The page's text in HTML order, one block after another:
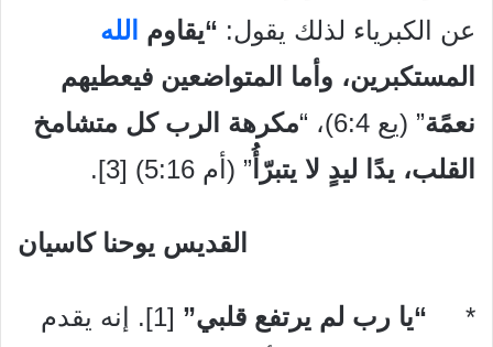
عن الكبرياء لذلك يقول: “يقاوم الله
المستكبرين، وأما المتواضعين فيعطيهم
نعمًة” (يع 6:4)، “
مكرهة الرب كل متشامخ
القلب، يدًا ليدٍ لا يتبرّأُ ” (أم 5:16) [3].
القديس يوحنا كاسيان
* “يا رب لم يرتفع قلبي”
[1]. إنه يقدم